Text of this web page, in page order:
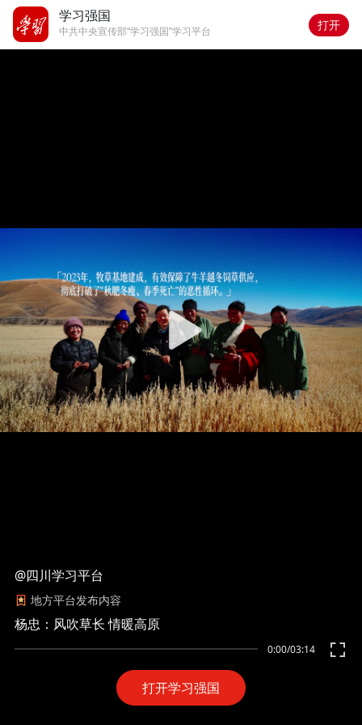
学习强国
中共中央宣传部“学习强国”学习平台 打开
打开学习强国
0:00/03:14
@四川学习平台
地方平台发布内容
杨忠：风吹草长 情暖高原